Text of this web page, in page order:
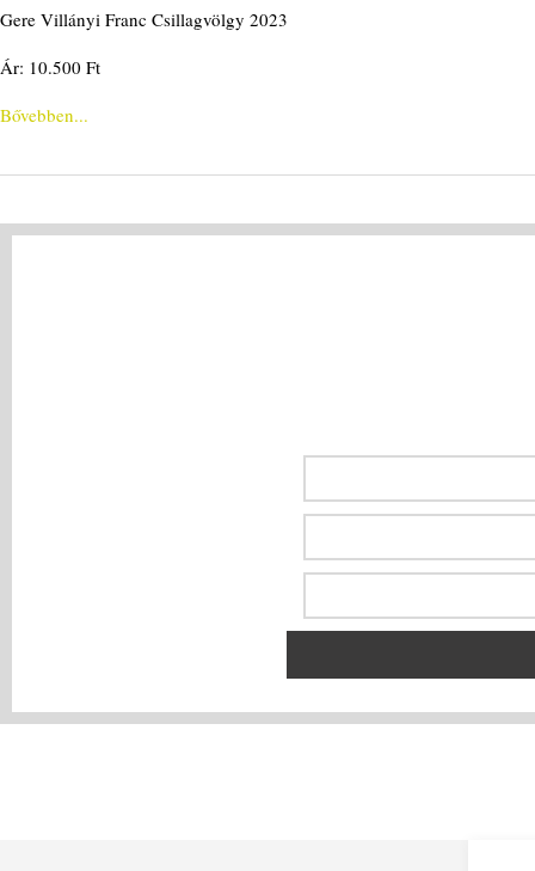
Gere Villányi Franc Csillagvölgy 2023
Ár: 10.500 Ft
Bővebben...